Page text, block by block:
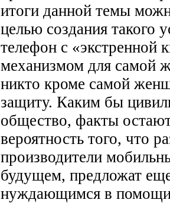
итоги данной темы
целью создания такого
телефон с «экстренной
механизмом для самой
никто кроме самой
защиту. Каким бы
общество, факты
вероятность того, что
производители
будущем, предложат
нуждающимся в